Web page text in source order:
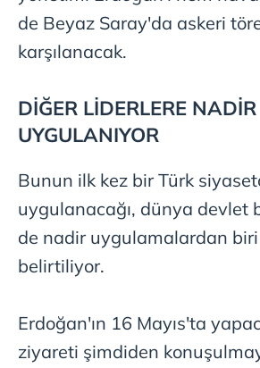
de Beyaz Saray'da askeri
karşılanacak.
DİĞER LİDERLERE NADİR
UYGULANIYOR
Bunun ilk kez bir Türk
uygulanacağı, dünya devlet
de nadir uygulamalardan
belirtiliyor.
Erdoğan'ın 16 Mayıs'ta
ziyareti şimdiden